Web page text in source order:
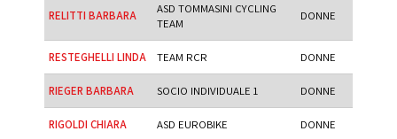
RELITTI BARBARA
ASD TOMMASINI CYCLING
TEAM
DONNE
RESTEGHELLI LINDA TEAM RCR DONNE
RIEGER BARBARA SOCIO INDIVIDUALE 1 DONNE
RIGOLDI CHIARA ASD EUROBIKE DONNE